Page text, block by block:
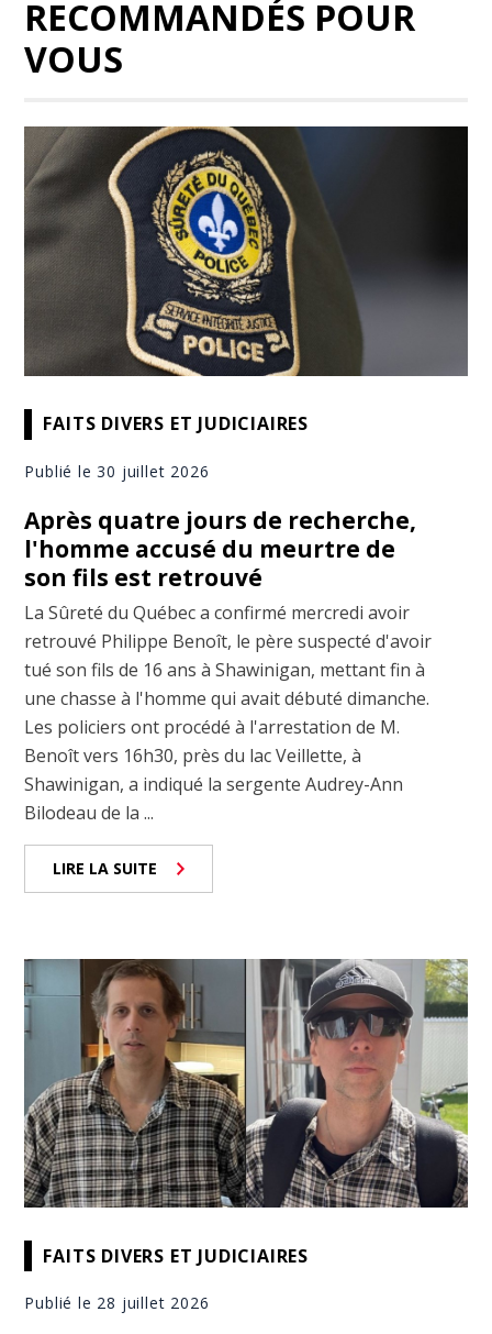
RECOMMANDÉS POUR
VOUS
FAITS DIVERS ET JUDICIAIRES
Publié le 30 juillet 2026
Après quatre jours de recherche,
l'homme accusé du meurtre de
son fils est retrouvé
La Sûreté du Québec a confirmé mercredi avoir
retrouvé Philippe Benoît, le père suspecté d'avoir
tué son fils de 16 ans à Shawinigan, mettant fin à
une chasse à l'homme qui avait débuté dimanche.
Les policiers ont procédé à l'arrestation de M.
Benoît vers 16h30, près du lac Veillette, à
Shawinigan, a indiqué la sergente Audrey-Ann
Bilodeau de la ...
LIRE LA SUITE
FAITS DIVERS ET JUDICIAIRES
Publié le 28 juillet 2026